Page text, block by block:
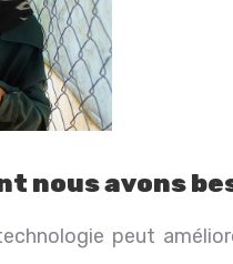
nous avons
peut